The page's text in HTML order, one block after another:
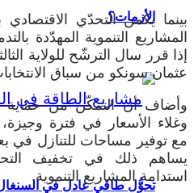
الأزمات؟
تحوُّل طاقي عادل في
بينما يكمن التحدّي
المشاريع التنموية المهدّدة
إذا قرر سال الترشّح للولاية
عثمان سونكو من سباق
وأضاف أن التمكّن من حماية
وغلاء الأسعار في فترة
مع توفير مساحات للتنازل في
يساهم ذلك في تخفيف
استدامة المشاريع التنموية.